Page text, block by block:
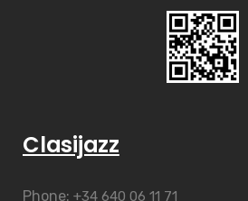
Clasijazz
Phone: +34 640 06 11 71